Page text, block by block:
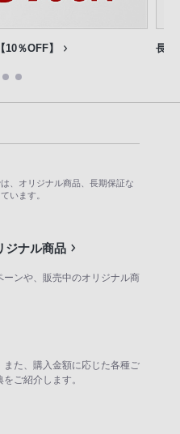
％OFF】 長期
、オリジナル商品、長期保証な
います。
ジナル商品
ンや、販売中のオリジナル商
た、購入金額に応じた各種ご
ご紹介します。